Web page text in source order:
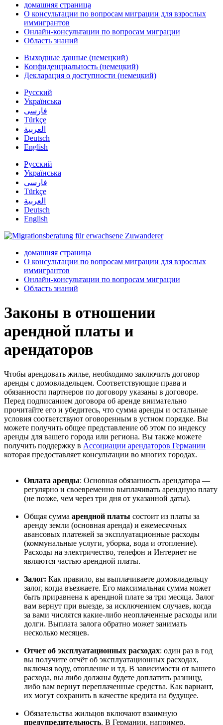
домашняя страница
О консультации по вопросам миграции для взрослых
иммигрантов
Онлайн-консультации по вопросам миграции
Область знаний
Выходные данные (немецкий)
Конфиденциальность (немецкий)
Декларация о доступности (немецкий)
Русский
Українська
فارسی
Türkçe
العربية
Deutsch
English
Русский
Українська
فارسی
Türkçe
العربية
Deutsch
English
домашняя страница
О консультации по вопросам миграции для взрослых
иммигрантов
Онлайн-консультации по вопросам миграции
Область знаний
Законы в отношении
арендной платы и
арендаторов
Чтобы арендовать жилье, необходимо заключить договор
аренды с домовладельцем. Соответствующие права и
обязанности партнеров по договору указаны в договоре.
Перед подписанием договора об аренде внимательно
прочитайте его и убедитесь, что сумма аренды и остальные
условия соответствуют оговоренным в устном порядке. Вы
можете получить общее представление об этом по индексу
аренды для вашего города или региона. Вы также можете
получить поддержку в Ассоциации арендаторов Германии
которая предоставляет консультации во многих городах.
Оплата аренды: Основная обязанность арендатора —
регулярно и своевременно выплачивать арендную плату
(не позже, чем через три дня от указанной даты).
Общая сумма арендной платы состоит из платы за
аренду земли (основная аренда) и ежемесячных
авансовых платежей за эксплуатационные расходы
(коммунальные услуги, уборка, вода и отопление).
Расходы на электричество, телефон и Интернет не
являются частью арендной платы.
Залог: Как правило, вы выплачиваете домовладельцу
залог, когда въезжаете. Его максимальная сумма может
быть приравнена к арендной плате за три месяца. Залог
вам вернут при выезде, за исключением случаев, когда
за вами числятся какие-либо неоплаченные расходы или
долги. Выплата залога обратно может занимать
несколько месяцев.
Отчет об эксплуатационных расходах: один раз в год
вы получите отчёт об эксплуатационных расходах,
включая воду, отопление и тд. В зависимости от вашего
расхода, вы либо должны будете доплатить разницу,
либо вам вернут переплаченные средства. Как вариант,
их могут сохранить в качестве кредита на будущее.
Обязательства жильцов включают взаимную
предупредительность. В Германии, например,